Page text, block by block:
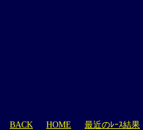
BACK HOME 最近のﾚｰｽ結果